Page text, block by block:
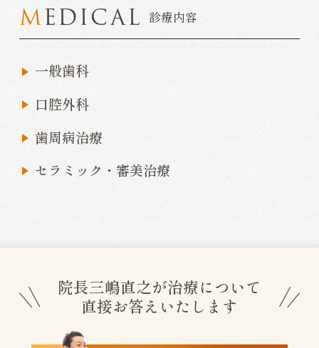
MEDICAL 診療内容
一般歯科
口腔外科
歯周病治療
セラミック・審美治療
院長三嶋直之が治療について
直接お答えいたします